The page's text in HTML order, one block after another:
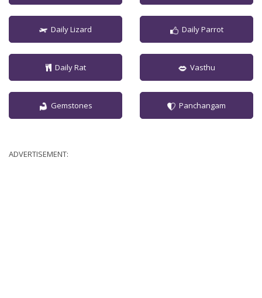
Daily Lizard Daily Parrot
Daily Rat Vasthu
Gemstones Panchangam
ADVERTISEMENT: